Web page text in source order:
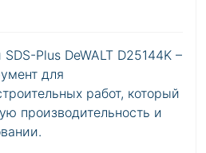
Plus DeWALT D25144K –
для
работ, который
производительность и